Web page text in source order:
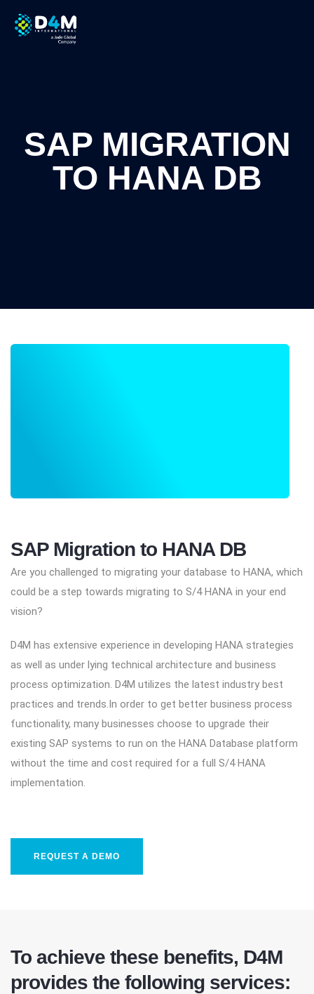
SAP MIGRATION
TO HANA DB
SAP Migration to HANA DB
Are you challenged to migrating your database to HANA, which
could be a step towards migrating to S/4 HANA in your end
vision?
D4M has extensive experience in developing HANA strategies
as well as under lying technical architecture and business
process optimization. D4M utilizes the latest industry best
practices and trends.In order to get better business process
functionality, many businesses choose to upgrade their
existing SAP systems to run on the HANA Database platform
without the time and cost required for a full S/4 HANA
implementation.
REQUEST A DEMO
To achieve these benefits, D4M
provides the following services: